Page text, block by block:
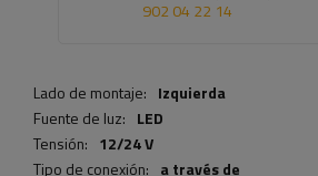
902 04 22 14
Lado de montaje: Izquierda
Fuente de luz: LED
Tensión: 12/24 V
Tipo de conexión: a través de